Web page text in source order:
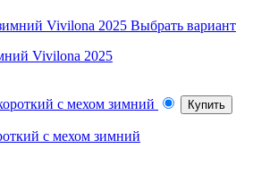
Выбрать вариант
Vivilona 2025
Купить
с мехом зимний